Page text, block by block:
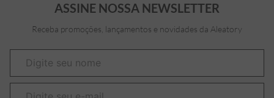
ASSINE NOSSA NEWSLETTER
Receba promoções, lançamentos e novidades da Aleatory